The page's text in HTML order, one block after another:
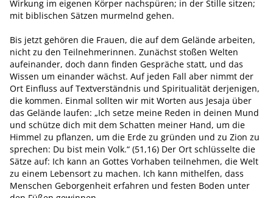
Wirkung im eigenen Körper nachspüren; in der Stille sitzen;
mit biblischen Sätzen murmelnd gehen.
Bis jetzt gehören die Frauen, die auf dem Gelände arbeiten,
nicht zu den Teilnehmerinnen. Zunächst stoßen Welten
aufeinander, doch dann finden Gespräche statt, und das
Wissen um einander wächst. Auf jeden Fall aber nimmt der
Ort Einfluss auf Textverständnis und Spiritualität derjenigen,
die kommen. Einmal sollten wir mit Worten aus Jesaja über
das Gelände laufen: „Ich setze meine Reden in deinen Mund
und schütze dich mit dem Schatten meiner Hand, um die
Himmel zu pflanzen, um die Erde zu gründen und zu Zion zu
sprechen: Du bist mein Volk.“ (51,16) Der Ort schlüsselte die
Sätze auf: Ich kann an Gottes Vorhaben teilnehmen, die Welt
zu einem Lebensort zu machen. Ich kann mithelfen, dass
Menschen Geborgenheit erfahren und festen Boden unter